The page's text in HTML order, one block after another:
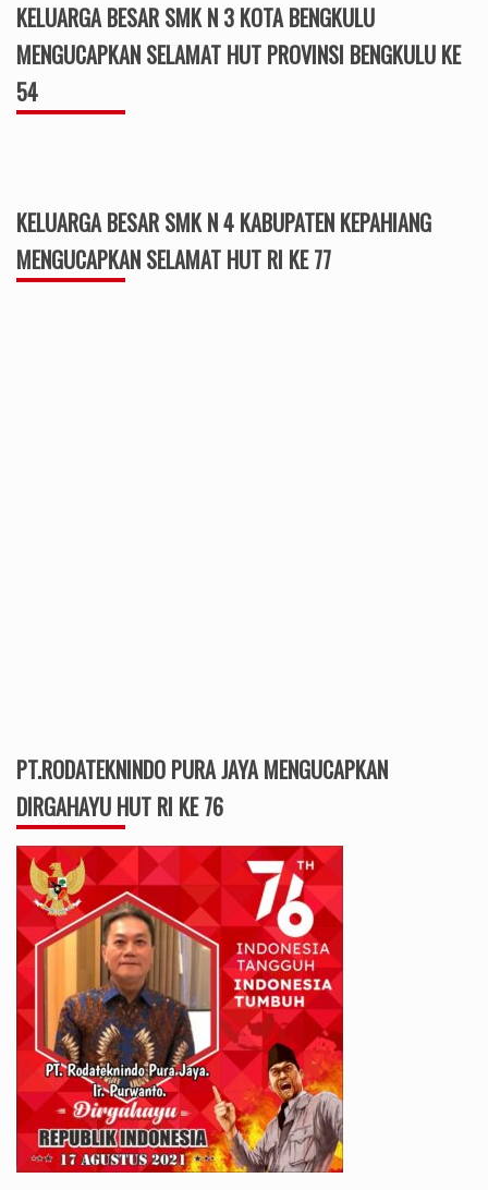
KELUARGA BESAR SMK N 3 KOTA BENGKULU
MENGUCAPKAN SELAMAT HUT PROVINSI BENGKULU KE
54
KELUARGA BESAR SMK N 4 KABUPATEN KEPAHIANG
MENGUCAPKAN SELAMAT HUT RI KE 77